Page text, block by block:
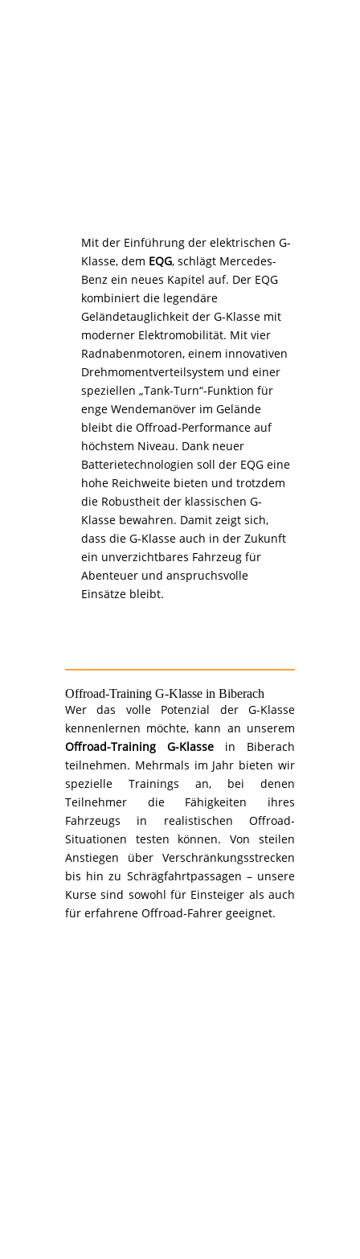
Mit der Einführung der elektrischen G-
Klasse, dem EQG, schlägt Mercedes-
Benz ein neues Kapitel auf. Der EQG
kombiniert die legendäre
Geländetauglichkeit der G-Klasse mit
moderner Elektromobilität. Mit vier
Radnabenmotoren, einem innovativen
Drehmomentverteilsystem und einer
speziellen „Tank-Turn“-Funktion für
enge Wendemanöver im Gelände
bleibt die Offroad-Performance auf
höchstem Niveau. Dank neuer
Batterietechnologien soll der EQG eine
hohe Reichweite bieten und trotzdem
die Robustheit der klassischen G-
Klasse bewahren. Damit zeigt sich,
dass die G-Klasse auch in der Zukunft
ein unverzichtbares Fahrzeug für
Abenteuer und anspruchsvolle
Einsätze bleibt.
Offroad-Training G-Klasse in Biberach
Wer das volle Potenzial der G-Klasse
kennenlernen möchte, kann an unserem
Offroad-Training G-Klassein Biberach
teilnehmen. Mehrmals im Jahr bieten wir
spezielle Trainings an, bei denen
Teilnehmer die Fähigkeiten ihres
Fahrzeugs in realistischen Offroad-
Situationen testen können. Von steilen
Anstiegen über Verschränkungsstrecken
bis hin zu Schrägfahrtpassagen – unsere
Kurse sind sowohl für Einsteiger als auch
für erfahrene Offroad-Fahrer geeignet.